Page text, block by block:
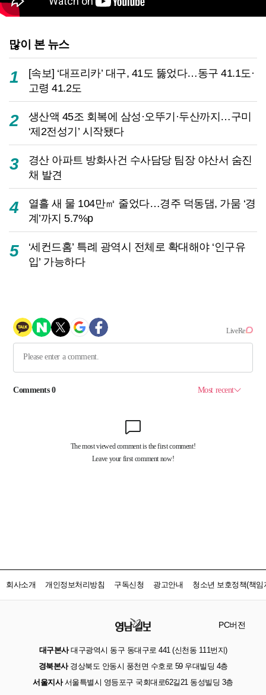
많이 본 뉴스
1
[속보] ‘대프리카’ 대구, 41도 뚫었다…동구 41.1도·
고령 41.2도
2
생산액 45조 회복에 삼성·오뚜기·두산까지…구미
‘제2전성기’ 시작됐다
3
경산 아파트 방화사건 수사담당 팀장 야산서 숨진
채 발견
4
열흘 새 물 104만㎥ 줄었다…경주 덕동댐, 가뭄 ‘경
계’까지 5.7%p
5
‘세컨드홈’ 특례 광역시 전체로 확대해야 ‘인구유
입’ 가능하다
회사소개 개인정보처리방침 구독신청 광고안내 청소년 보호정책(책임
PC버전
대구본사대구광역시 동구 동대구로 441 (신천동 111번지)
경북본사경상북도 안동시 풍천면 수호로 59 우대빌딩 4층
서울지사서울특별시 영등포구 국회대로62길21 동성빌딩 3층